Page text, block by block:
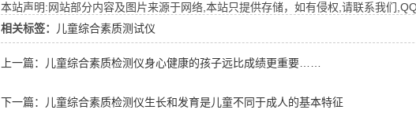
本站声明:网站部分内容及图片来源于网络,本站只提供存储，如有侵权,请联系我们
相关标签：
儿童综合素质测试仪
上一篇：儿童综合素质检测仪身心健康的孩子远比成绩更重要……
下一篇：儿童综合素质检测仪生长和发育是儿童不同于成人的基本特征